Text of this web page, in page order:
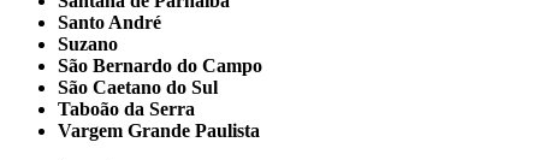
Santo André
Suzano
São Bernardo do Campo
São Caetano do Sul
Taboão da Serra
Vargem Grande Paulista